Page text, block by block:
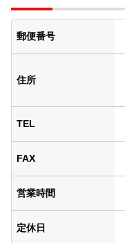
郵便番号
住所
TEL
FAX
営業時間
定休日